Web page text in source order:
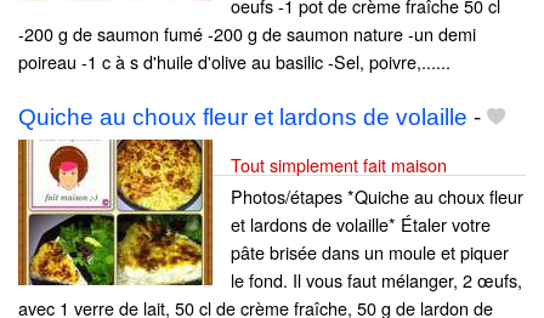
oeufs -1 pot de crème fraîche 50 cl
-200 g de saumon fumé -200 g de saumon nature -un demi
poireau -1 c à s d'huile d'olive au basilic -Sel, poivre,......
Quiche au choux fleur et lardons de volaille -
Tout simplement fait maison
Photos/étapes *Quiche au choux fleur
et lardons de volaille* Étaler votre
pâte brisée dans un moule et piquer
le fond. Il vous faut mélanger, 2 œufs,
avec 1 verre de lait, 50 cl de crème fraîche, 50 g de lardon de